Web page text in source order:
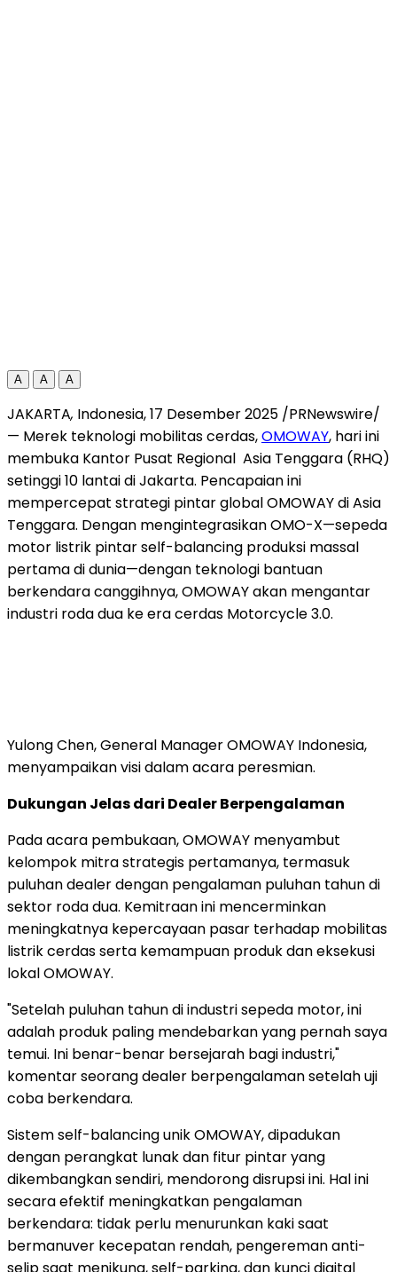
A A A
JAKARTA, Indonesia, 17 Desember 2025 /PRNewswire/
— Merek teknologi mobilitas cerdas,OMOWAY, hari ini
membuka Kantor Pusat Regional Asia Tenggara (RHQ)
setinggi 10 lantai diJakarta. Pencapaian ini
mempercepat strategi pintar global OMOWAY diAsia
Tenggara. Dengan mengintegrasikan OMO-X—sepeda
motor listrik pintar self-balancing produksi massal
pertama di dunia—dengan teknologi bantuan
berkendara canggihnya, OMOWAY akan mengantar
industri roda dua ke era cerdas Motorcycle 3.0.
Yulong Chen, General Manager OMOWAY Indonesia,
menyampaikan visi dalam acara peresmian.
Dukungan Jelas dari Dealer Berpengalaman
Pada acara pembukaan, OMOWAY menyambut
kelompok mitra strategis pertamanya, termasuk
puluhan dealer dengan pengalaman puluhan tahun di
sektor roda dua. Kemitraan ini mencerminkan
meningkatnya kepercayaan pasar terhadap mobilitas
listrik cerdas serta kemampuan produk dan eksekusi
lokal OMOWAY.
"Setelah puluhan tahun di industri sepeda motor, ini
adalah produk paling mendebarkan yang pernah saya
temui. Ini benar-benar bersejarah bagi industri,"
komentar seorang dealer berpengalaman setelah uji
coba berkendara.
Sistem self-balancing unik OMOWAY, dipadukan
dengan perangkat lunak dan fitur pintar yang
dikembangkan sendiri, mendorong disrupsi ini. Hal ini
secara efektif meningkatkan pengalaman
berkendara: tidak perlu menurunkan kaki saat
bermanuver kecepatan rendah, pengereman anti-
selip saat menikung, self-parking, dan kunci digital